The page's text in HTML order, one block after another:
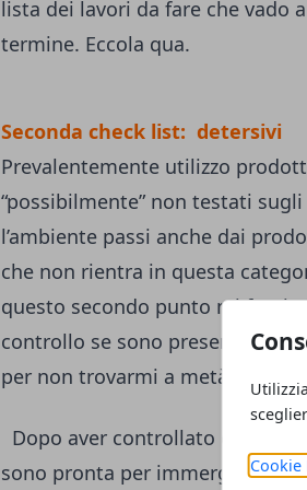
Cookie
lista dei lavori da fare che vado
termine. Eccola qua.
Seconda check list: detersivi
Prevalentemente utilizzo
“possibilmente” non testati
l’ambiente passi anche dai
che non rientra in questa
questo secondo punto mi
controllo se sono presenti in
per non trovarmi a metà del
Dopo aver controllato ed
sono pronta per immergermi